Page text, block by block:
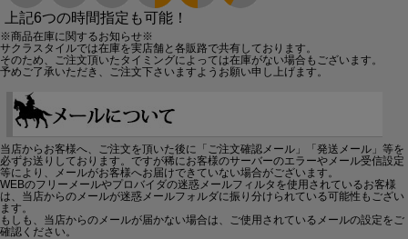
上記6つの時間指定も可能！
※商品在庫に関するお知らせ※
サクラスタイルでは在庫を実店舗と各販路で共有しております。
そのため、ご注文頂いたタイミングによっては在庫がない場合もございます。
予めご了承いただき、ご注文下さいますようお願い申し上げます。
当店からお客様へ、ご注文を頂いた後に「ご注文確認メール」「発送メール」等を
必ずお送りしております。ですが稀にお客様のサーバーのエラーやメール受信設定
等により、メールがお客様へお届けできていない場合がございます。
WEBのフリーメールやプロバイダの迷惑メールフィルタを使用されているお客様
は、当店からのメールが迷惑メールフォルダに振り分けられている可能性もござい
ます。
もしも、当店からのメールが届かない場合は、ご使用されているメールの設定をご
確認ください。